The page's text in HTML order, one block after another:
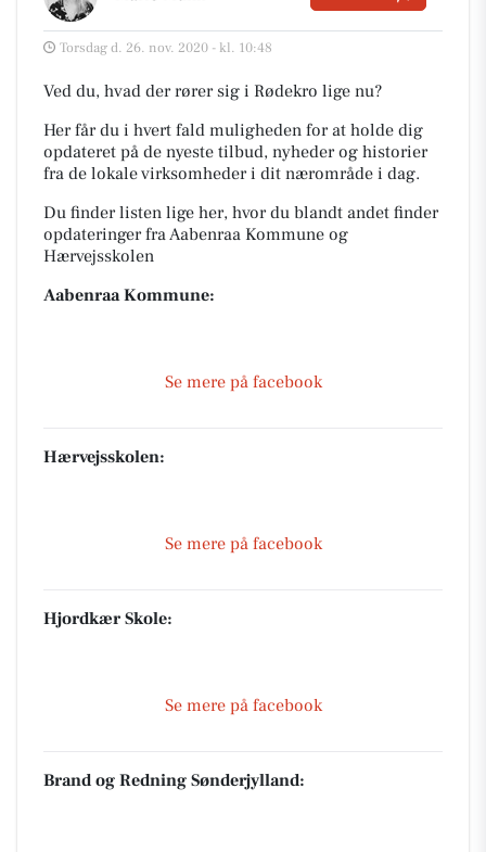
Torsdag d. 26. nov. 2020 - kl. 10:48
Ved du, hvad der rører sig i Rødekro lige nu?
Her får du i hvert fald muligheden for at holde dig
opdateret på de nyeste tilbud, nyheder og historier
fra de lokale virksomheder i dit nærområde i dag.
Du finder listen lige her, hvor du blandt andet finder
opdateringer fra Aabenraa Kommune og
Hærvejsskolen
Aabenraa Kommune:
Se mere på facebook
Hærvejsskolen:
Se mere på facebook
Hjordkær Skole:
Se mere på facebook
Brand og Redning Sønderjylland: